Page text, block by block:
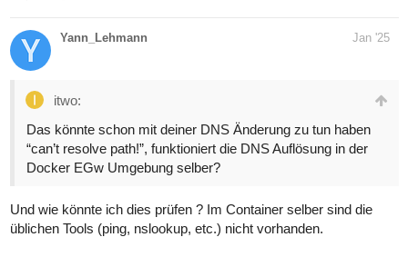
Yann_Lehmann Jan '25
itwo:
Das könnte schon mit deiner DNS Änderung zu tun haben
“can’t resolve path!”, funktioniert die DNS Auflösung in der
Docker EGw Umgebung selber?
Und wie könnte ich dies prüfen ? Im Container selber sind die
üblichen Tools (ping, nslookup, etc.) nicht vorhanden.